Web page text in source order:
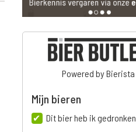
Powered by Bierista
Mijn bieren
Dit bier heb ik gedronken